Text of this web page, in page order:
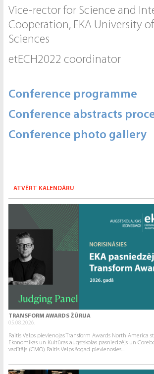
Vice-rector for Science and
Cooperation, EKA University
Sciences
etECH2022 coordinator
Conference programme
Conference abstracts
Conference photo gallery
ATVĒRT KALENDĀRU
TRANSFORM AWARDS ŽŪRIJA
05.08.2026.
Raitis Velps pievienojas Transform Awards North America
Ekonomikas un Kultūras augstskolas pasniedzējs un
vadītājs (CMO) Raitis Velps šogad pievienosies...